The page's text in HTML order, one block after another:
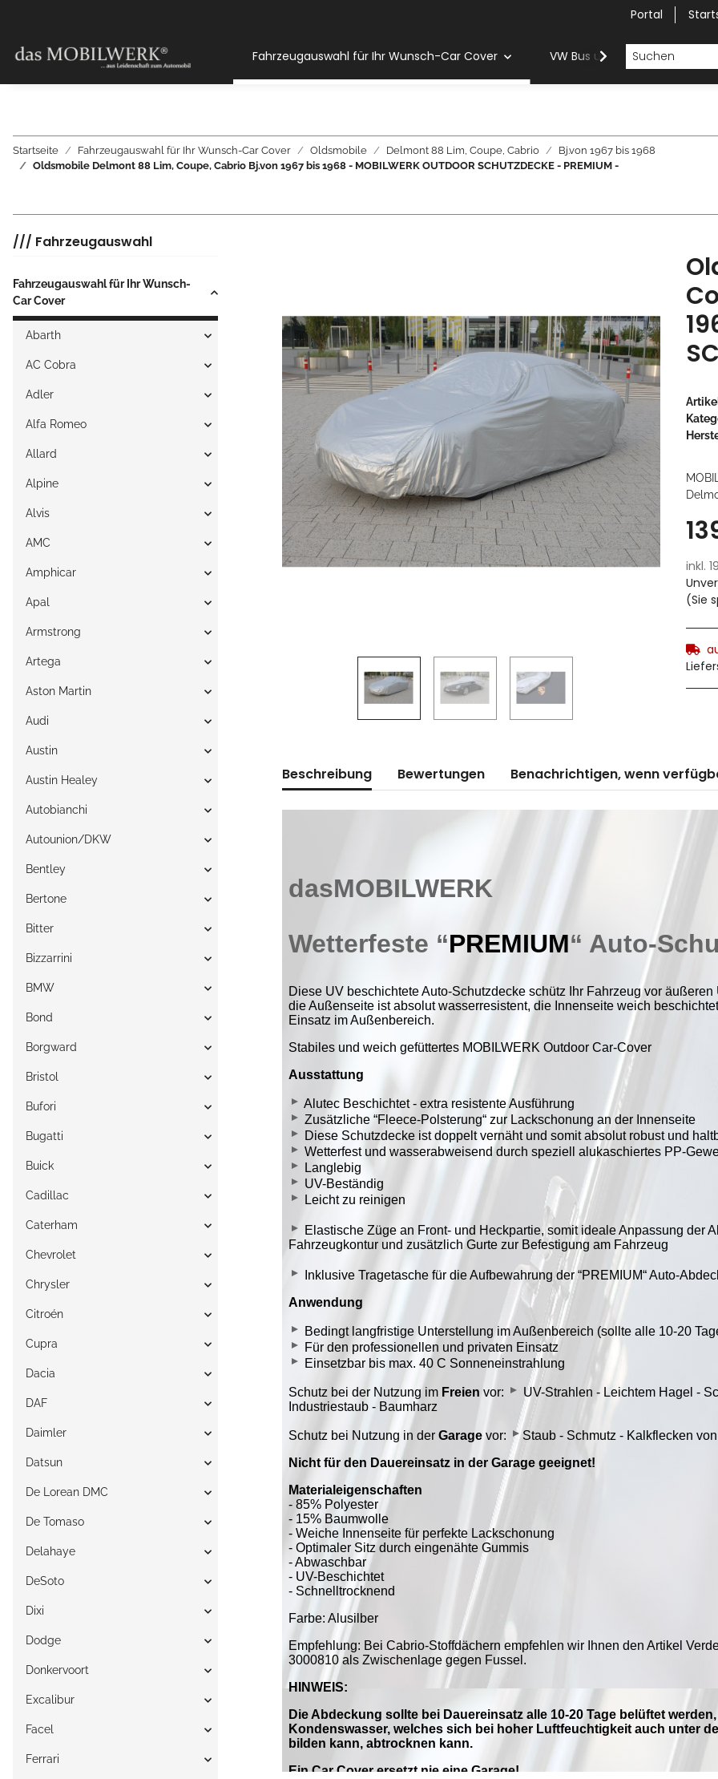
Portal
Fahrzeugauswahl für Ihr Wunsch-Car Cover VW Bus und Van Car Cover
Startseite Fahrzeugauswahl für Ihr Wunsch-Car Cover Oldsmobile Delmont 88 Lim, Coupe, Cabrio
Bj.von 1967 bis 1968
Oldsmobile Delmont 88 Lim, Coupe, Cabrio Bj.von 1967 bis 1968 - MOBILWERK OUTDOOR SCHUTZDECKE - PREMIUM -
inkl.
(Sie
Beschreibung Bewertungen Benachrichtigen, wenn
/// Fahrzeugauswahl
Fahrzeugauswahl für Ihr Wunsch-
Car Cover
Abarth
AC Cobra
Adler
Alfa Romeo
Allard
Alpine
Alvis
AMC
Amphicar
Apal
Armstrong
Artega
Aston Martin
Audi
Austin
Austin Healey
Autobianchi
Autounion/DKW
Bentley
Bertone
Bitter
Bizzarrini
BMW
Bond
Borgward
Bristol
Bufori
Bugatti
Buick
Cadillac
Caterham
Chevrolet
Chrysler
Citroén
Cupra
Dacia
DAF
Daimler
Datsun
De Lorean DMC
De Tomaso
Delahaye
DeSoto
Dixi
Dodge
Donkervoort
Excalibur
Facel
Ferrari